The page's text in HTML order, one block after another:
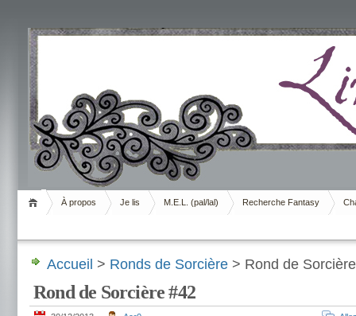
Livrement
À propos Je lis M.E.L. (pal/lal) Recherche Fantasy
Accueil > Ronds de Sorcière > Rond de
Rond de Sorcière #42